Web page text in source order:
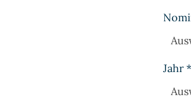
Jahr*